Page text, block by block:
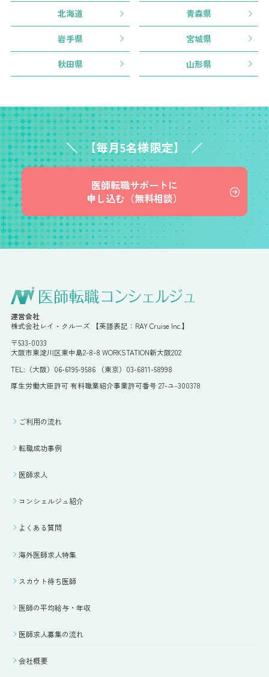
北海道 青森県
岩手県 宮城県
秋田県 山形県
【毎月5名様限定】
医師転職サポートに
申し込む（無料相談）
運営会社
株式会社レイ・クルーズ 【英語表記：RAY Cruise Inc.】
〒533-0033
大阪市東淀川区東中島2-8-8 WORKSTATION新大阪202
TEL:（大阪）06-6195-9586 （東京）03-6811-58998
厚生労働大臣許可 有料職業紹介事業許可番号 27-ユ-300378
ご利用の流れ
転職成功事例
医師求人
コンシェルジュ紹介
よくある質問
海外医師求人特集
スカウト待ち医師
医師の平均給与・年収
医師求人募集の流れ
会社概要